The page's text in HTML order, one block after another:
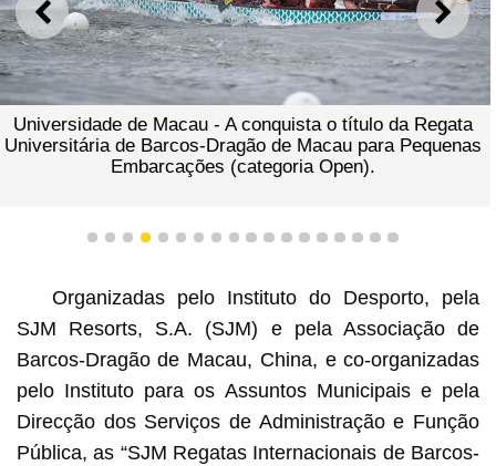
ANTERIOR
Universidade de Macau - A conquista o título da Regata
Universitária de Barcos-Dragão de Macau para Pequenas
Embarcações (categoria Open).
1 2 3 4 5 6 7 8 9 101112131415161718
Organizadas pelo Instituto do Desporto, pela
SJM Resorts, S.A. (SJM) e pela Associação de
Barcos-Dragão de Macau, China, e co-organizadas
pelo Instituto para os Assuntos Municipais e pela
Direcção dos Serviços de Administração e Função
Pública, as “SJM Regatas Internacionais de Barcos-